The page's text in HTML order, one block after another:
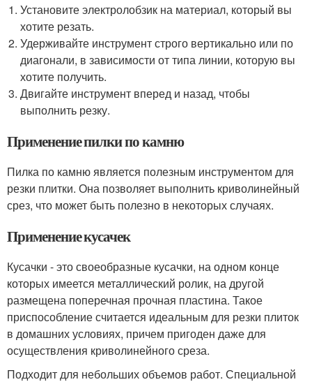
Установите электролобзик на материал, который вы
хотите резать.
Удерживайте инструмент строго вертикально или по
диагонали, в зависимости от типа линии, которую вы
хотите получить.
Двигайте инструмент вперед и назад, чтобы
выполнить резку.
Применение пилки по камню
Пилка по камню является полезным инструментом для
резки плитки. Она позволяет выполнить криволинейный
срез, что может быть полезно в некоторых случаях.
Применение кусачек
Кусачки - это своеобразные кусачки, на одном конце
которых имеется металлический ролик, на другой
размещена поперечная прочная пластина. Такое
приспособление считается идеальным для резки плиток
в домашних условиях, причем пригоден даже для
осуществления криволинейного среза.
Подходит для небольших объемов работ. Специальной